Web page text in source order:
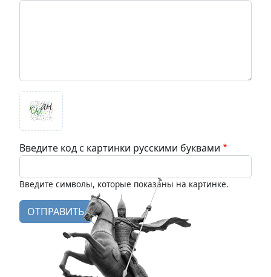
Введите код с картинки русскими буквами
Введите символы, которые показаны на картинке.